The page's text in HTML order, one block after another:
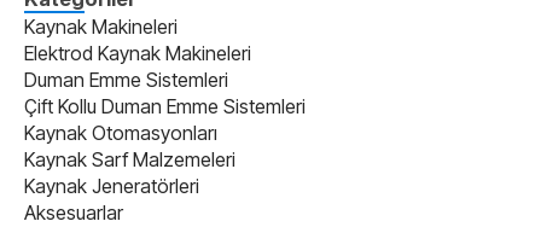
Kaynak Makineleri
Elektrod Kaynak Makineleri
Duman Emme Sistemleri
Çift Kollu Duman Emme Sistemleri
Kaynak Otomasyonları
Kaynak Sarf Malzemeleri
Kaynak Jeneratörleri
Aksesuarlar